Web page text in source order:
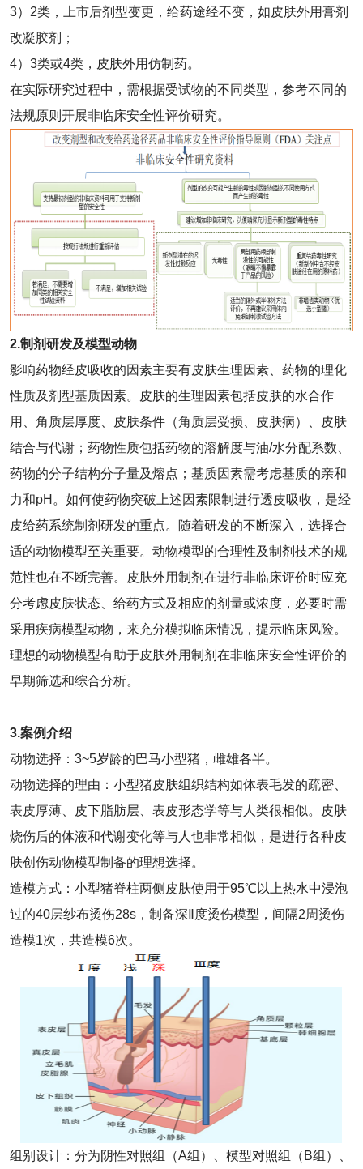
3）2类，上市后剂型变更，给药途经不变，如皮肤外用膏剂
改凝胶剂；
4）3类或4类，皮肤外用仿制药。
在实际研究过程中，需根据受试物的不同类型，参考不同的
法规原则开展非临床安全性评价研究。
2.制剂研发及模型动物
影响药物经皮吸收的因素主要有皮肤生理因素、药物的理化
性质及剂型基质因素。皮肤的生理因素包括皮肤的水合作
用、角质层厚度、皮肤条件（角质层受损、皮肤病）、皮肤
结合与代谢；药物性质包括药物的溶解度与油/水分配系数、
药物的分子结构分子量及熔点；基质因素需考虑基质的亲和
力和pH。如何使药物突破上述因素限制进行透皮吸收，是经
皮给药系统制剂研发的重点。随着研发的不断深入，选择合
适的动物模型至关重要。动物模型的合理性及制剂技术的规
范性也在不断完善。皮肤外用制剂在进行非临床评价时应充
分考虑皮肤状态、给药方式及相应的剂量或浓度，必要时需
采用疾病模型动物，来充分模拟临床情况，提示临床风险。
理想的动物模型有助于皮肤外用制剂在非临床安全性评价的
早期筛选和综合分析。
3.案例介绍
动物选择：3~5岁龄的巴马小型猪，雌雄各半。
动物选择的理由：小型猪皮肤组织结构如体表毛发的疏密、
表皮厚薄、皮下脂肪层、表皮形态学等与人类很相似。皮肤
烧伤后的体液和代谢变化等与人也非常相似，是进行各种皮
肤创伤动物模型制备的理想选择。
造模方式：小型猪脊柱两侧皮肤使用于95℃以上热水中浸泡
过的40层纱布烫伤28s，制备深Ⅱ度烫伤模型，间隔2周烫伤
造模1次，共造模6次。
组别设计：分为阴性对照组（A组）、模型对照组（B组）、